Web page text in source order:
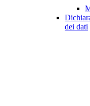
dei dati